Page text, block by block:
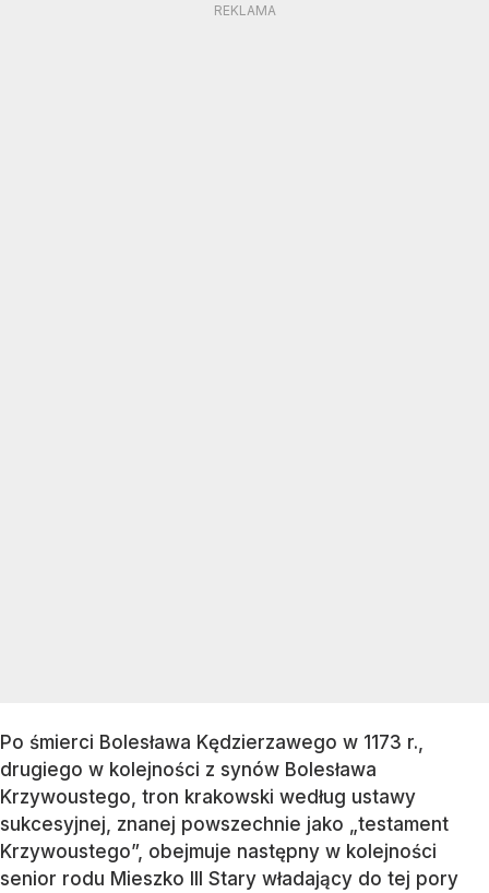
Po śmierci Bolesława Kędzierzawego w 1173 r.,
drugiego w kolejności z synów Bolesława
Krzywoustego, tron krakowski według ustawy
sukcesyjnej, znanej powszechnie jako „testament
Krzywoustego”, obejmuje następny w kolejności
senior rodu Mieszko III Stary władający do tej pory